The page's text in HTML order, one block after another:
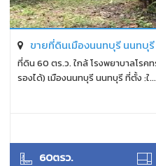
ขายที่ดินเมืองนนทบุรี นนทบุรี
ที่ดิน 60 ตร.ว. ใกล้ โรงพยาบาลโรค
รองได้) เมืองนนทบุรี นนทบุรี ที่ตั้ง :ใ
60ตรว.